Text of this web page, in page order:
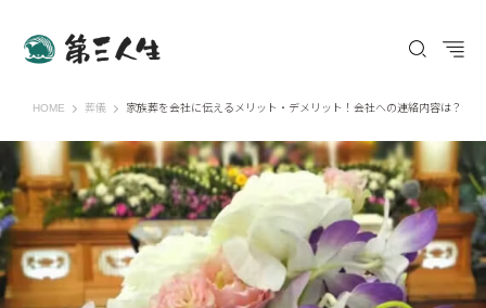
HOME 第三人生 〜寄り道の歩き方〜
葬儀 家族葬を会社に伝えるメリット・デメリット！会社への連絡内容は？